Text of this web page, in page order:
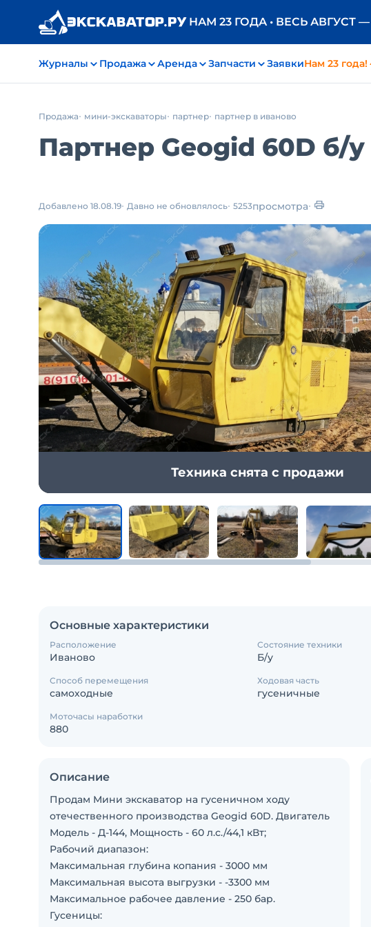
НАМ 23 ГОДА • ВЕСЬ АВГУСТ —
Журналы Продажа Аренда Запчасти ЗаявкиНам 23 года!
Продажа мини-экскаваторы партнер партнер в иваново
Партнер Geogid 60D б/у
Добавлено 18.08.19 Давно не обновлялось 5253просмотра
Техника снята с продажи
Основные характеристики
Расположение
Иваново
Состояние техники
Б/у
Способ перемещения
самоходные
Ходовая часть
гусеничные
Моточасы наработки
880
Описание
Продам Мини экскаватор на гусеничном ходу
отечественного производства Geogid 60D. Двигатель
Модель - Д-144, Мощность - 60 л.с./44,1 кВт;
Рабочий диапазон:
Максимальная глубина копания - 3000 мм
Максимальная высота выгрузки - -3300 мм
Максимальное рабочее давление - 250 бар.
Гусеницы: